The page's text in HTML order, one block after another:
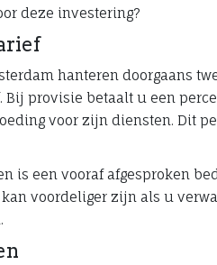
deze investering?
hanteren doorgaans
Bij provisie betaalt u een
voor zijn diensten. Dit
is een vooraf afgesproken
voordeliger zijn als u